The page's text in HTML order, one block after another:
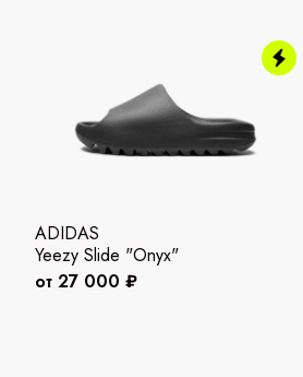
ADIDAS
Yeezy Slide "Onyx"
от 27 000 ₽